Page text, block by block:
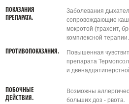
ПОКАЗАНИЯ
ПРЕПАРАТА.
Заболевания
сопровождающие
мокротой (трахеит,
комплексной терапии.
ПРОТИВОПОКАЗАНИЯ.
Повышенная
препарата
и
ПОБОЧНЫЕ
ДЕЙСТВИЯ.
Возможны
больших доз - рвота.